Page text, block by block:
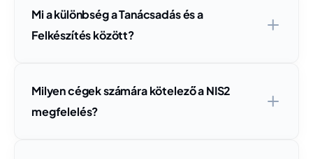
Mi a különbség a Tanácsadás és a
Felkészítés között?
Milyen cégek számára kötelező a NIS2
megfelelés?